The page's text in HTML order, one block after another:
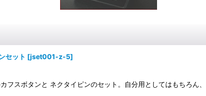
セット [jset001-z-5]
フスボタンと ネクタイピンのセット。自分用としてはもちろ